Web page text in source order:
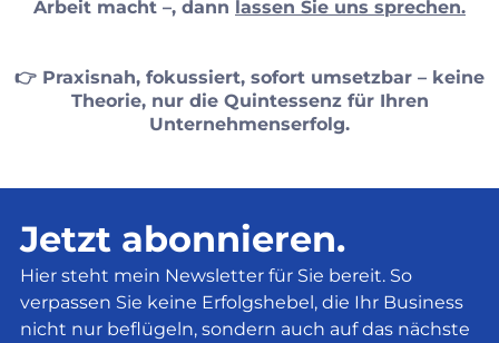
Arbeit macht –, dann lassen Sie uns sprechen.
👉 Praxisnah, fokussiert, sofort umsetzbar – keine
Theorie, nur die Quintessenz für Ihren
Unternehmenserfolg.
Jetzt abonnieren.
Hier steht mein Newsletter für Sie bereit. So
verpassen Sie keine Erfolgshebel, die Ihr Business
nicht nur beflügeln, sondern auch auf das nächste